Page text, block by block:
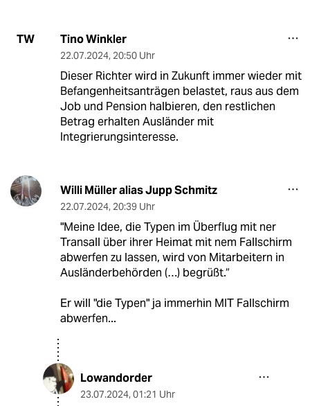
TW Tino Winkler
22.07.2024, 20:50 Uhr
Dieser Richter wird in Zukunft immer wieder mit
Befangenheitsanträgen belastet, raus aus dem
Job und Pension halbieren, den restlichen
Betrag erhalten Ausländer mit
Integrierungsinteresse.
Willi Müller alias Jupp Schmitz
22.07.2024, 20:39 Uhr
"Meine Idee, die Typen im Überflug mit ner
Transall über ihrer Heimat mit nem Fallschirm
abwerfen zu lassen, wird von Mitarbeitern in
Ausländerbehörden (…) begrüßt.“
Er will "die Typen" ja immerhin MIT Fallschirm
abwerfen...
Lowandorder
23.07.2024, 01:21 Uhr